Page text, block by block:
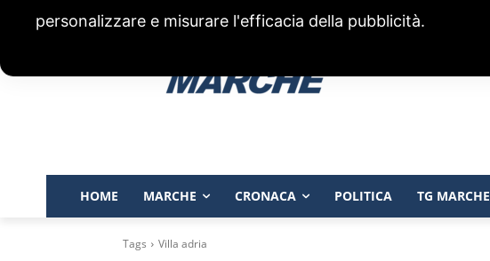
HOME MARCHE CRONACA POLITICA TG MARCHE
Tags Villa adria
personalizzare e misurare l'efficacia della pubblicità.